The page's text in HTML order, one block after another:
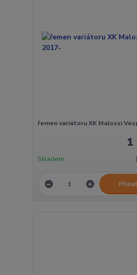
řemen variátoru XK Malossi
1
Skladem